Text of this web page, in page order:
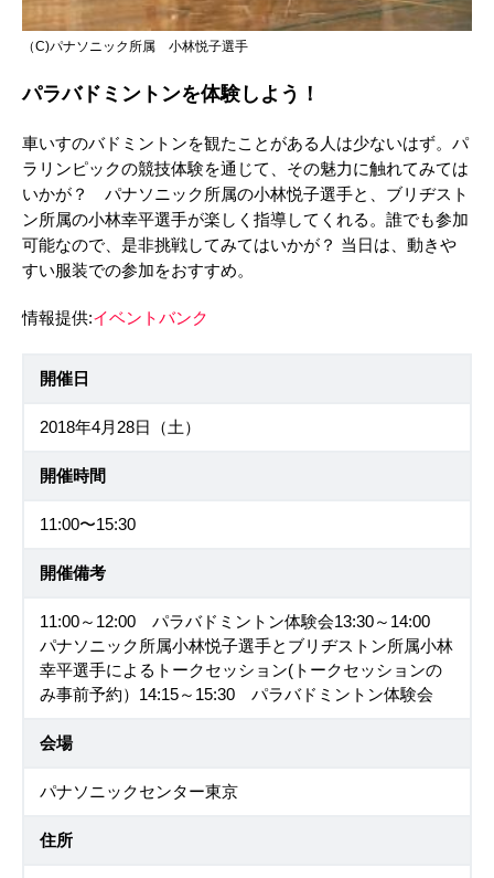
（C)パナソニック所属 小林悦子選手
パラバドミントンを体験しよう！
車いすのバドミントンを観たことがある人は少ないはず。パ
ラリンピックの競技体験を通じて、その魅力に触れてみては
いかが？ パナソニック所属の小林悦子選手と、ブリヂスト
ン所属の小林幸平選手が楽しく指導してくれる。誰でも参加
可能なので、是非挑戦してみてはいかが？ 当日は、動きや
すい服装での参加をおすすめ。
情報提供:イベントバンク
開催日
2018年4月28日（土）
開催時間
11:00〜15:30
開催備考
11:00～12:00 パラバドミントン体験会13:30～14:00
パナソニック所属小林悦子選手とブリヂストン所属小林
幸平選手によるトークセッション(トークセッションの
み事前予約）14:15～15:30 パラバドミントン体験会
会場
パナソニックセンター東京
住所